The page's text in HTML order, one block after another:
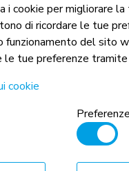
combinate con il peso e le
i cookie per migliorare
di ricordare le tue
del sito
le tue preferenze
cookie
Preferenze